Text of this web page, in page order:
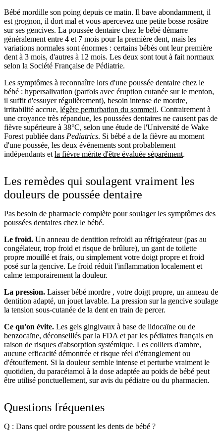
Bébé mordille son poing depuis ce matin. Il bave abondamment, il
est grognon, il dort mal et vous apercevez une petite bosse rosâtre
sur ses gencives. La poussée dentaire chez le bébé démarre
généralement entre 4 et 7 mois pour la première dent, mais les
variations normales sont énormes : certains bébés ont leur première
dent à 3 mois, d'autres à 12 mois. Les deux sont tout à fait normaux
selon la Société Française de Pédiatrie.
Les symptômes à reconnaître lors d'une poussée dentaire chez le
bébé : hypersalivation (parfois avec éruption cutanée sur le menton,
il suffit d'essuyer régulièrement), besoin intense de mordre,
irritabilité accrue, légère perturbation du sommeil. Contrairement à
une croyance très répandue, les poussées dentaires ne causent pas de
fièvre supérieure à 38°C, selon une étude de l'Université de Wake
Forest publiée dans Pediatrics. Si bébé a de la fièvre au moment
d'une poussée, les deux événements sont probablement
indépendants et la fièvre mérite d'être évaluée séparément.
Les remèdes qui soulagent vraiment les
douleurs de poussée dentaire
Pas besoin de pharmacie complète pour soulager les symptômes des
poussées dentaires chez le bébé.
Le froid. Un anneau de dentition refroidi au réfrigérateur (pas au
congélateur, trop froid et risque de brûlure), un gant de toilette
propre mouillé et frais, ou simplement votre doigt propre et froid
posé sur la gencive. Le froid réduit l'inflammation localement et
calme temporairement la douleur.
La pression. Laisser bébé mordre , votre doigt propre, un anneau de
dentition adapté, un jouet lavable. La pression sur la gencive soulage
la tension sous-cutanée de la dent en train de percer.
Ce qu'on évite. Les gels gingivaux à base de lidocaïne ou de
benzocaïne, déconseillés par la FDA et par les pédiatres français en
raison de risques d'absorption systémique. Les colliers d'ambre,
aucune efficacité démontrée et risque réel d'étranglement ou
d'étouffement. Si la douleur semble intense et perturbe vraiment le
quotidien, du paracétamol à la dose adaptée au poids de bébé peut
être utilisé ponctuellement, sur avis du pédiatre ou du pharmacien.
Questions fréquentes
Q : Dans quel ordre poussent les dents de bébé ?